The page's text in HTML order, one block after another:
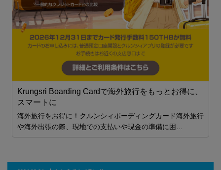
Krungsri Boarding Cardで海外旅行をもっとお得に、
スマートに
海外旅行をお得に！クルンシィボーディングカード海外旅行
や海外出張の際、現地での支払いや現金の準備に困…